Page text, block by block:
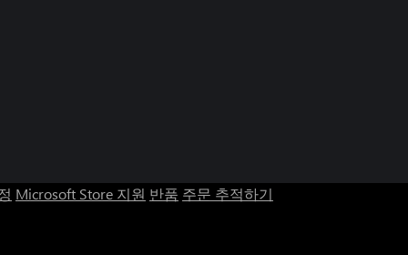
Microsoft Store 지원 반품 주문 추적하기